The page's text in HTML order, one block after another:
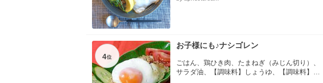
4位
お子様にも♪ナシゴレン
ごはん、鶏ひき肉、たまねぎ（みじん切り）、
サラダ油、【調味料】しょうゆ、【調味料】砂